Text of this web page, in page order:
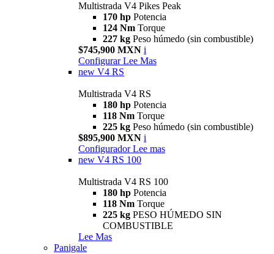
Multistrada V4 Pikes Peak
170 hp Potencia
124 Nm Torque
227 kg Peso húmedo (sin combustible)
$745,900 MXN i
Configurar Lee Mas
new V4 RS
Multistrada V4 RS
180 hp Potencia
118 Nm Torque
225 kg Peso húmedo (sin combustible)
$895,900 MXN i
Configurador Lee mas
new V4 RS 100
Multistrada V4 RS 100
180 hp Potencia
118 Nm Torque
225 kg PESO HÚMEDO SIN
COMBUSTIBLE
Lee Mas
Panigale